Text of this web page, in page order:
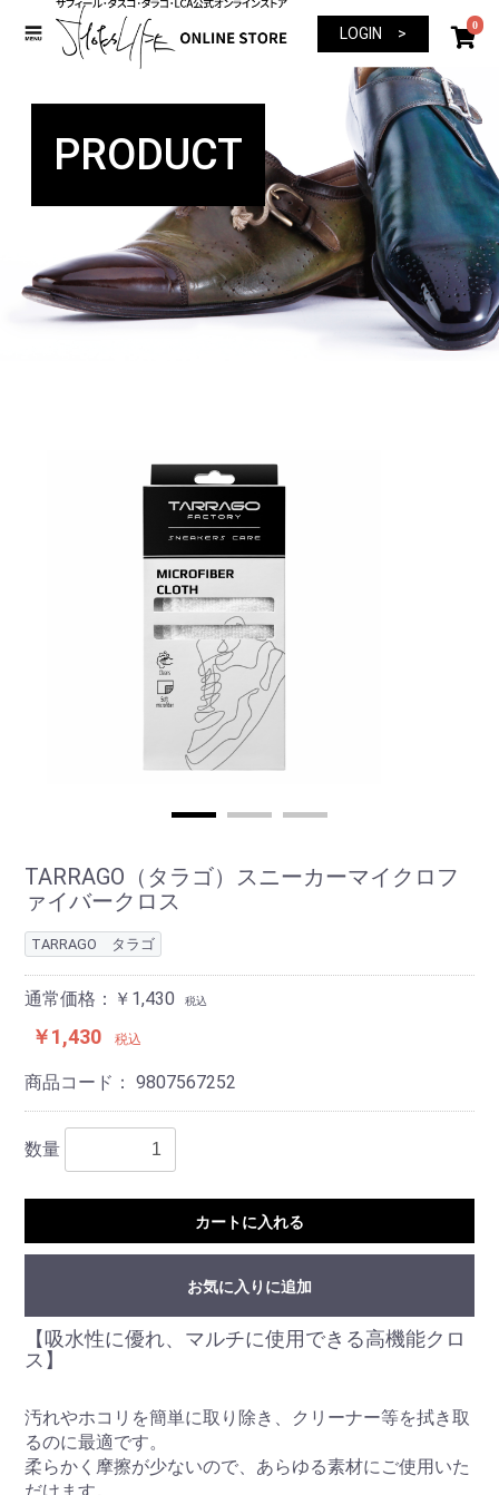
LOGIN > 0
PRODUCT
TARRAGO（タラゴ）スニーカーマイクロフ
ァイバークロス
TARRAGO タラゴ
通常価格：￥1,430 税込
￥1,430 税込
商品コード：9807567252
数量
カートに入れる
お気に入りに追加
【吸水性に優れ、マルチに使用できる高機能クロ
ス】
汚れやホコリを簡単に取り除き、クリーナー等を拭き取
るのに最適です。
柔らかく摩擦が少ないので、あらゆる素材にご使用いた